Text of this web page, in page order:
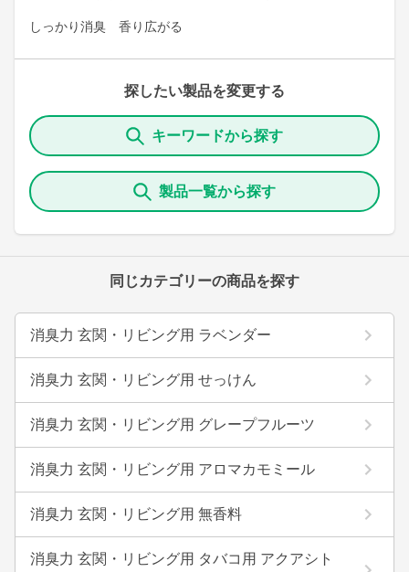
しっかり消臭 香り広がる
探したい製品を変更する
キーワードから探す
製品一覧から探す
同じカテゴリーの商品を探す
消臭力 玄関・リビング用 ラベンダー
消臭力 玄関・リビング用 せっけん
消臭力 玄関・リビング用 グレープフルーツ
消臭力 玄関・リビング用 アロマカモミール
消臭力 玄関・リビング用 無香料
消臭力 玄関・リビング用 タバコ用 アクアシト